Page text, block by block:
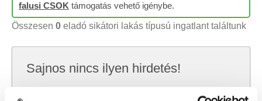
falusi CSOK támogatás vehető igénybe.
Összesen 0 eladó sikátori lakás típusú ingatlant találtunk
Sajnos nincs ilyen hirdetés!
Próbálj meg kevesebb szempont szerint